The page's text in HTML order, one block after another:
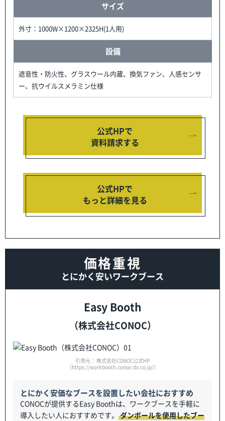
サイズ
外寸：1000W×1200×2325H(1人用)
設備
遮音性・防火性、グラスウール内蔵、換気ファン、人感センサ
ー、抗ウイルスメラミン仕様
公式HPで
資料請求する
公式HPで
もっと詳細を見る
価格重視
とにかく安いワークブース
Easy Booth
（株式会社CONOC）
引用元： 株式会社CONOC公式HP
（https://workbooth.conoc-dx.co.jp/）
とにかく安価なブースを設置したい会社におすすめ
CONOCが提供するEasy Boothは、ワークブースを手軽に
導入したい人におすすめです。 ダンボールを使用したブー